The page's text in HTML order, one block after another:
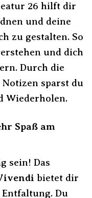
26 hilft dir
und deine
zu gestalten. So
und dich
Durch die
sparst du
Wiederholen.
Spaß am
sein! Das
bietet dir
Du